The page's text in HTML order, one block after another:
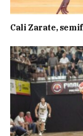
Cali Zarate,